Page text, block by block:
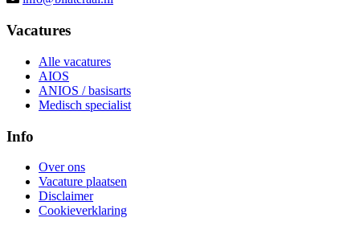
Vacatures
Alle vacatures
AIOS
ANIOS / basisarts
Medisch specialist
Info
Over ons
Vacature plaatsen
Disclaimer
Cookieverklaring